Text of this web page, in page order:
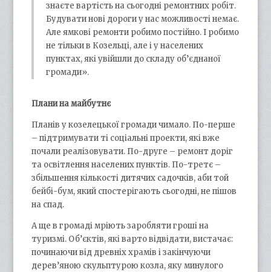
знаєте вартість на сьогодні ремонтних робіт.
Будувати нові дороги у нас можливості немає.
Але ямкові ремонти робимо постійно. І робимо
не тільки в Козельці, але і у населених
пунктах, які увійшли до складу об’єднаної
громади».
Плани на майбутнє
Планів у козелецької громади чимало. По-перше
– підтримувати ті соціальні проекти, які вже
почали реалізовувати. По-друге – ремонт доріг
та освітлення населених пунктів. По-третє –
збільшення кількості дитячих садочків, аби той
бейбі-бум, який спостерігають сьогодні, не пішов
на спад.
А ще в громаді мріють заробляти гроші на
туризмі. Об’єктів, які варто відвідати, вистачає:
починаючи від древніх храмів і закінчуючи
дерев’яною скульптурою козла, яку минулого